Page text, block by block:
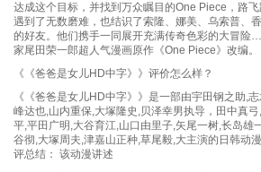
第73集 第74集 第75
第81集 第82集 第83
第85集 第86集 第87
达成这个目标，并找到万众瞩目的One Piece，路
遇到了无数磨难，也结识了索隆、娜美、乌索普、
的好友。他们携手一同展开充满传奇色彩的大
家尾田荣一郎超人气漫画原作《One Piece》改编。
《《爸爸是女儿HD中字》》评价怎么样？
《《爸爸是女儿HD中字》》是一部由宇田钢之助,
峰达也,山内重保,大塚隆史,贝泽幸男执导，田中真
平,平田广明,大谷育江,山口由里子,矢尾一树,长岛雄
谷彻,大塚周夫,津嘉山正种,草尾毅,大主演的日韩动
评总结： 该动漫讲述